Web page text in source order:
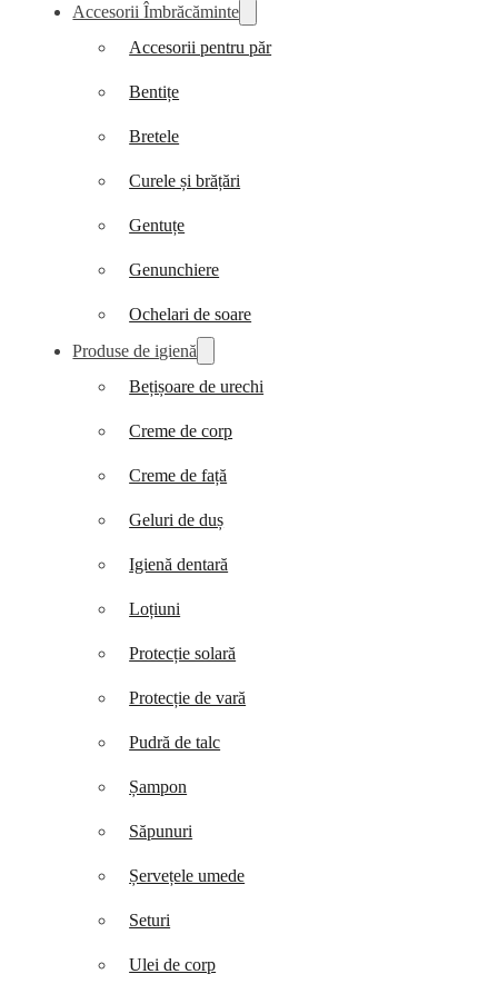
Accesorii Îmbrăcăminte
Accesorii pentru păr
Bentițe
Bretele
Curele și brățări
Gentuțe
Genunchiere
Ochelari de soare
Produse de igienă
Bețișoare de urechi
Creme de corp
Creme de față
Geluri de duș
Igienă dentară
Loțiuni
Protecție solară
Protecție de vară
Pudră de talc
Șampon
Săpunuri
Șervețele umede
Seturi
Ulei de corp